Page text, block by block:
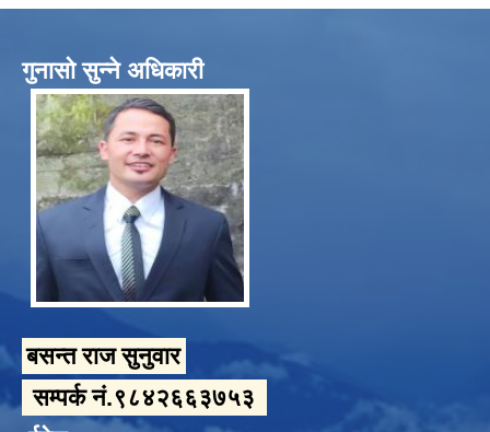
गुनासो सुन्ने अधिकारी
बसन्त राज सुनुवार
सम्पर्क नं.९८४२६६३७५३